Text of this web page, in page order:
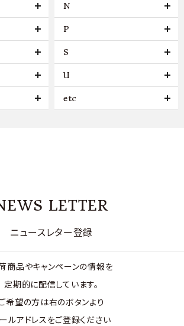
N
P
S
U
etc
LETTER
ニュースレター登録
商品やキャンペーンの情報を
定期的に配信しています。
希望の方は右のボタンより
ルアドレスをご登録ください